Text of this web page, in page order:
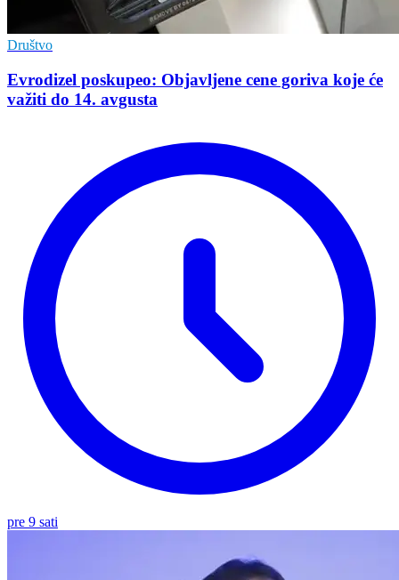
Društvo
Evrodizel poskupeo: Objavljene cene goriva koje će
važiti do 14. avgusta
pre 9 sati